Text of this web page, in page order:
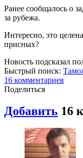
Ранее сообщалось о
за рубежа.
Интересно, это
присных?
Новость подсказал
Быстрый поиск:
16 комментариев
Поделиться
Добавить 16